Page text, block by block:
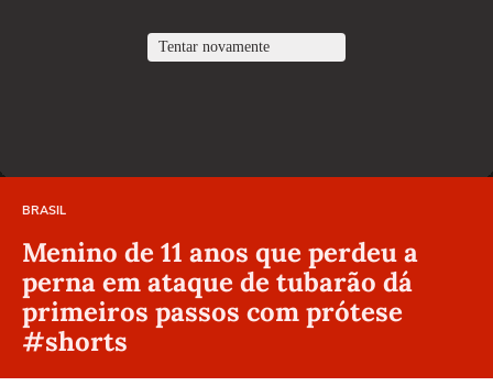
BRASIL
Menino de 11 anos que perdeu a
perna em ataque de tubarão dá
primeiros passos com prótese
#shorts